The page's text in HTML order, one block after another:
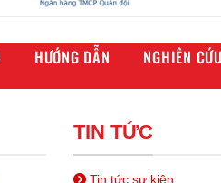
HƯỚNG DẪN NGHIÊN
TIN TỨC
Tin tức sự kiện